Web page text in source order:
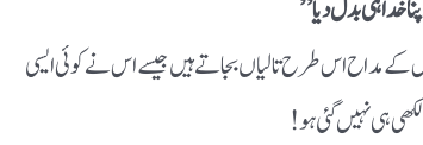
خدا ہی بدل دیا”
کے مداح اس طرح تالیاں بجاتے ہیں جیسے اس نے کوئی ایسی
ہی نہیں گئی ہو !